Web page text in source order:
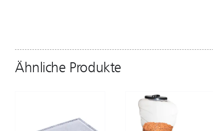
Ähnliche Produkte